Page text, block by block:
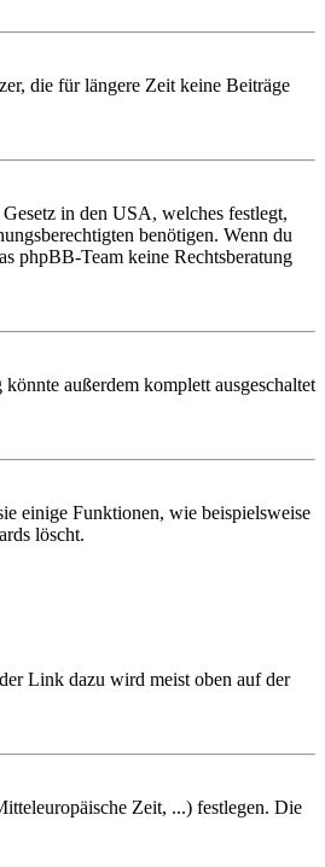
die für längere Zeit keine Beiträge
in den USA, welches festlegt,
benötigen. Wenn du
phpBB-Team keine Rechtsberatung
außerdem komplett ausgeschaltet
einige Funktionen, wie beispielsweise
löscht.
Link dazu wird meist oben auf der
Zeit, ...) festlegen. Die